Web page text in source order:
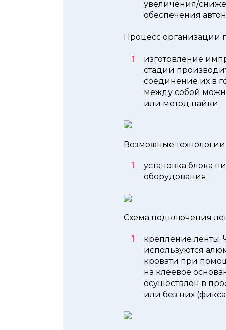
увеличения/
обеспечения
Процесс организации
изготовление
стадии
соединение их в
между собой
или метод пайки;
Возможные
установка блока
оборудования;
Схема подключения
крепление ленты.
используются
кровати при
на клеевое
осуществлен в
или без них